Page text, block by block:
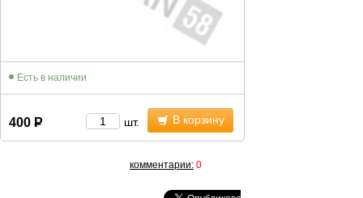
Есть в наличии
400 Р шт. В корзину
комментарии: 0